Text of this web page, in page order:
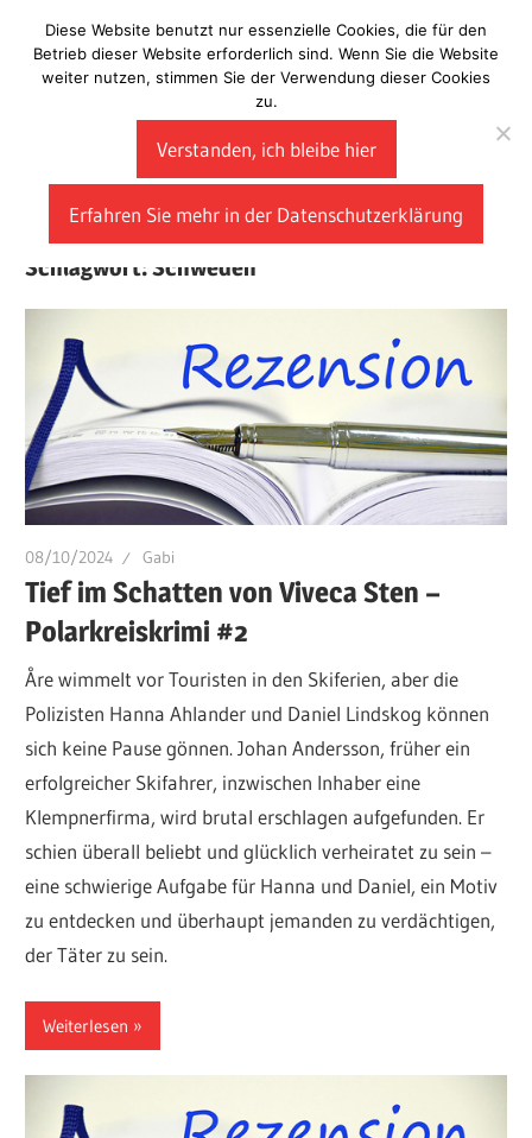
Inhalt
springen
Laberladen
Schlagwort:Schweden
08/10/2024 Gabi
Tief im Schatten von Viveca Sten –
Polarkreiskrimi #2
Åre wimmelt vor Touristen in den Skiferien, aber die
Polizisten Hanna Ahlander und Daniel Lindskog können
sich keine Pause gönnen. Johan Andersson, früher ein
erfolgreicher Skifahrer, inzwischen Inhaber eine
Klempnerfirma, wird brutal erschlagen aufgefunden. Er
schien überall beliebt und glücklich verheiratet zu sein –
eine schwierige Aufgabe für Hanna und Daniel, ein Motiv
zu entdecken und überhaupt jemanden zu verdächtigen,
der Täter zu sein.
Weiterlesen
Diese Website benutzt nur essenzielle Cookies, die für den
Betrieb dieser Website erforderlich sind. Wenn Sie die Website
weiter nutzen, stimmen Sie der Verwendung dieser Cookies
zu.
Verstanden, ich bleibe hier
Erfahren Sie mehr in der Datenschutzerklärung